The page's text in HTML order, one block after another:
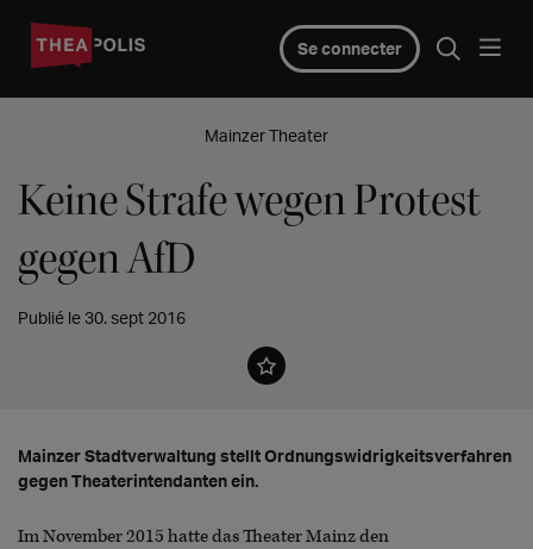
Se connecter
Mainzer Theater
Keine Strafe wegen Protest
gegen AfD
Publié le 30. sept 2016
Mainzer Stadtverwaltung stellt Ordnungswidrigkeitsverfahren
gegen Theaterintendanten ein.
Im November 2015 hatte das Theater Mainz den